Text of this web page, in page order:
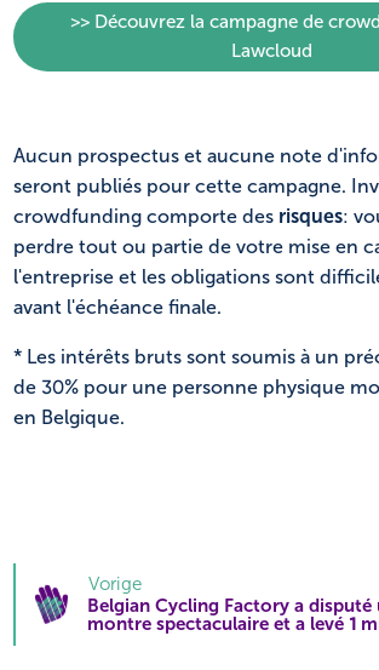
>> Découvrez la campagne de
Lawcloud
Aucun prospectus et aucune note
seront publiés pour cette campagne.
crowdfunding comporte des risques:
perdre tout ou partie de votre mise en
l'entreprise et les obligations sont
avant l'échéance finale.
* Les intérêts bruts sont soumis à un
de 30% pour une personne physique
en Belgique.
Vorige
Belgian Cycling Factory a
montre spectaculaire et a levé 1